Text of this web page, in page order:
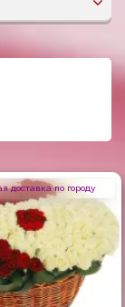
доставка по городу